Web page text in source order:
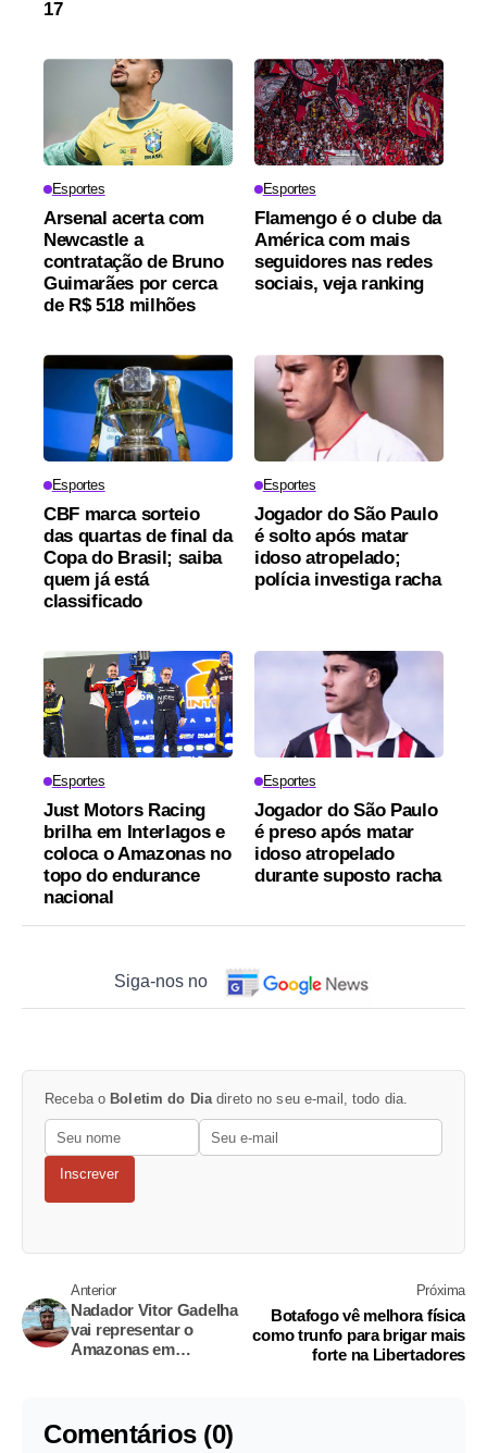
17
Esportes
Arsenal acerta com
Newcastle a
contratação de Bruno
Guimarães por cerca
de R$ 518 milhões
Esportes
Flamengo é o clube da
América com mais
seguidores nas redes
sociais, veja ranking
Esportes
CBF marca sorteio
das quartas de final da
Copa do Brasil; saiba
quem já está
classificado
Esportes
Jogador do São Paulo
é solto após matar
idoso atropelado;
polícia investiga racha
Esportes
Just Motors Racing
brilha em Interlagos e
coloca o Amazonas no
topo do endurance
nacional
Esportes
Jogador do São Paulo
é preso após matar
idoso atropelado
durante suposto racha
Siga-nos no
Receba o Boletim do Dia direto no seu e-mail, todo dia.
Inscrever
Anterior
Nadador Vitor Gadelha
vai representar o
Amazonas em
Próxima
Botafogo vê melhora física
como trunfo para brigar mais
forte na Libertadores
Comentários (0)